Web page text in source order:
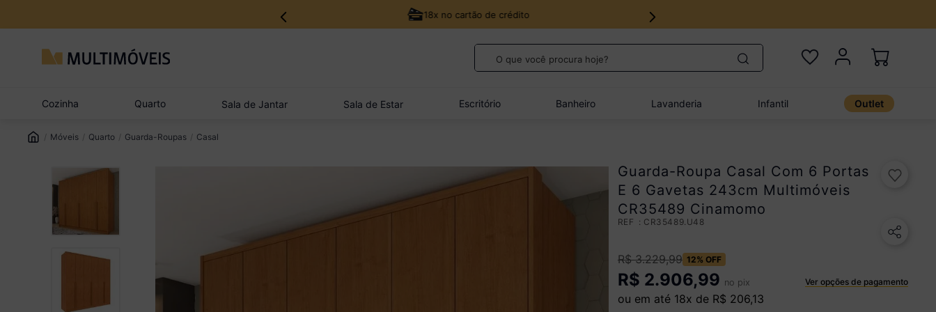
18x no cartão de crédito
O que você procura hoje?
Cozinha Quarto Sala de Jantar Sala de Estar Escritório Banheiro Lavanderia Infantil Outlet
Móveis Quarto Guarda-Roupas Casal
Guarda-Roupa Casal Com 6 Portas
E 6 Gavetas 243cm Multimóveis
CR35489 Cinamomo
: CR35489.U48
R$ 3.229,99 12% OFF
R$ 2.906,99 no pix Ver opções de pagamento
ou em até 18x de R$ 206,13
quarto bebê completo